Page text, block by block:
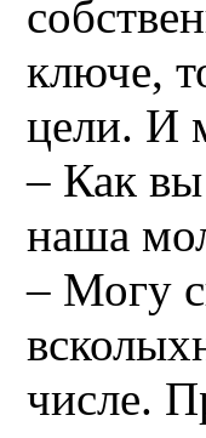
ключе,
цели. И
– Как вы
наша
– Могу
числе.